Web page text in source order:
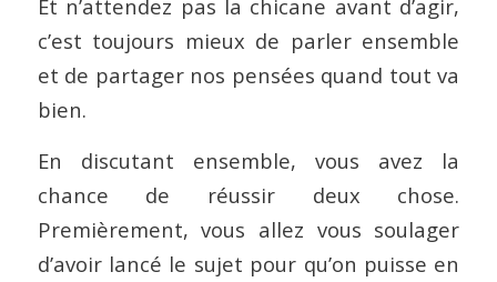
Et n’attendez pas la chicane avant d’agir,
c’est toujours mieux de parler ensemble
et de partager nos pensées quand tout va
bien.
En discutant ensemble, vous avez la
chance de réussir deux chose.
Premièrement, vous allez vous soulager
d’avoir lancé le sujet pour qu’on puisse en